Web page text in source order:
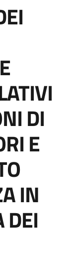
DI
E
IN
DEI